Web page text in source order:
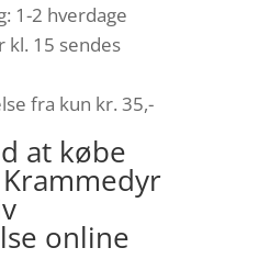
1-2 hverdage
15 sendes
fra kun kr. 35,-
at købe
online